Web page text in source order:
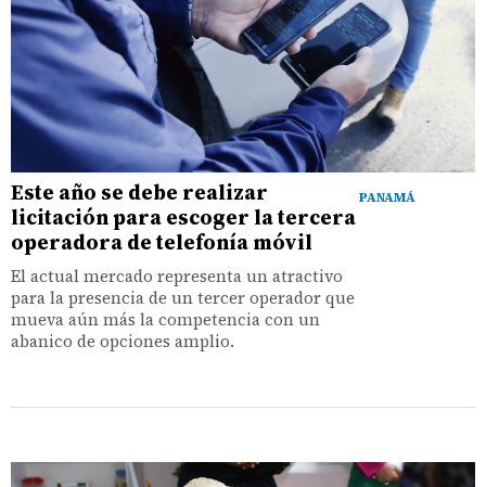
PANAMÁ
Este año se debe realizar
licitación para escoger la tercera
operadora de telefonía móvil
El actual mercado representa un atractivo
para la presencia de un tercer operador que
mueva aún más la competencia con un
abanico de opciones amplio.